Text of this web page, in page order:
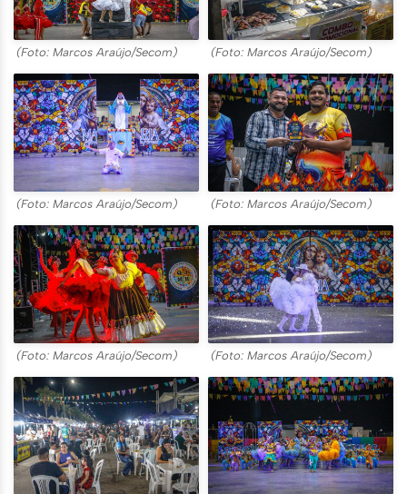
(Foto: Marcos Araújo/Secom) (Foto: Marcos Araújo/Secom)
(Foto: Marcos Araújo/Secom) (Foto: Marcos Araújo/Secom)
(Foto: Marcos Araújo/Secom) (Foto: Marcos Araújo/Secom)